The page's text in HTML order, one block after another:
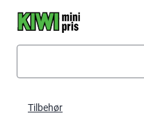
Tilbehør